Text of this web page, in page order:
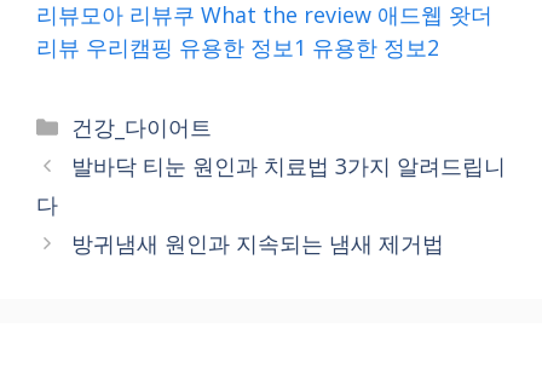
리뷰모아 리뷰쿠 What the review 애드웹 왓더
리뷰 우리캠핑 유용한 정보1 유용한 정보2
Categories
건강_다이어트
발바닥 티눈 원인과 치료법 3가지 알려드립니
다
방귀냄새 원인과 지속되는 냄새 제거법